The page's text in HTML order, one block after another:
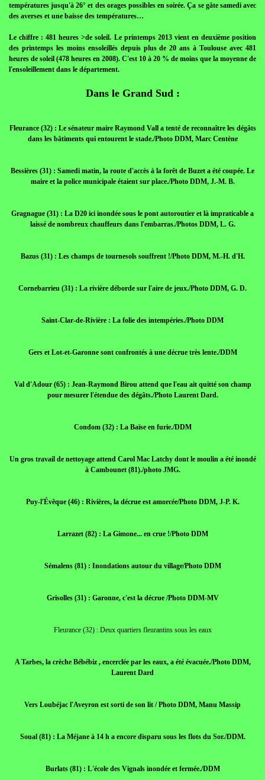
températures jusqu'à 26° et des orages possibles en soirée. Ça se gâte samedi avec
des averses et une baisse des températures…
Le chiffre : 481 heures >de soleil. Le printemps 2013 vient en deuxième position
des printemps les moins ensoleillés depuis plus de 20 ans à Toulouse avec 481
heures de soleil (478 heures en 2008). C'est 10 à 20 % de moins que la moyenne de
l'ensoleillement dans le département.
Dans le Grand Sud :
Fleurance (32) : Le sénateur maire Raymond Vall a tenté de reconnaître les dégâts
dans les bâtiments qui entourent le stade./Photo DDM, Marc Centène
Bessières (31) : Samedi matin, la route d'accès à la forêt de Buzet a été coupée. Le
maire et la police municipale étaient sur place./Photo DDM, J.-M. B.
Gragnague (31) : La D20 ici inondée sous le pont autoroutier et là impraticable a
laissé de nombreux chauffeurs dans l'embarras./Photos DDM, L. G.
Bazus (31) : Les champs de tournesols souffrent !/Photo DDM, M.-H. d'H.
Cornebarrieu (31) : La rivière déborde sur l'aire de jeux./Photo DDM, G. D.
Saint-Clar-de-Rivière : La folie des intempéries./Photo DDM
Gers et Lot-et-Garonne sont confrontés à une décrue très lente./DDM
Val d'Adour (65) : Jean-Raymond Birou attend que l'eau ait quitté son champ
pour mesurer l'étendue des dégâts./Photo Laurent Dard.
Condom (32) : La Baïse en furie./DDM
Un gros travail de nettoyage attend Carol Mac Latchy dont le moulin a été inondé
à Cambounet (81)./photo JMG.
Puy-l'Évêque (46) : Rivières, la décrue est amorcée/Photo DDM, J-P. K.
Larrazet (82) : La Gimone... en crue !/Photo DDM
Sémalens (81) : Inondations autour du village/Photo DDM
Grisolles (31) : Garonne, c'est la décrue /Photo DDM-MV
Fleurance (32) : Deux quartiers fleurantins sous les eaux
A Tarbes, la crèche Bébébiz , encerclée par les eaux, a été évacuée./Photo DDM,
Laurent Dard
Vers Loubéjac l'Aveyron est sorti de son lit / Photo DDM, Manu Massip
Soual (81) : La Méjane à 14 h a encore disparu sous les flots du Sor./DDM.
Burlats (81) : L'école des Vignals inondée et fermée./DDM